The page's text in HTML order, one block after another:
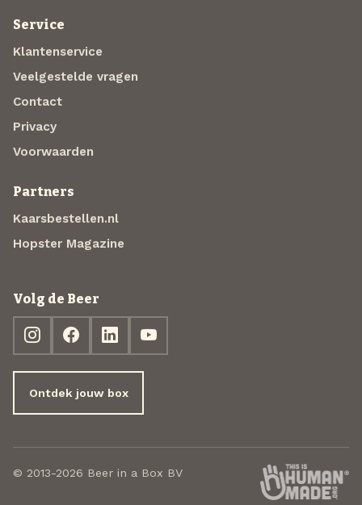
Service
Klantenservice
Veelgestelde vragen
Contact
Privacy
Voorwaarden
Partners
Kaarsbestellen.nl
Hopster Magazine
Volg de Beer
Ontdek jouw box
© 2013-2026 Beer in a Box BV